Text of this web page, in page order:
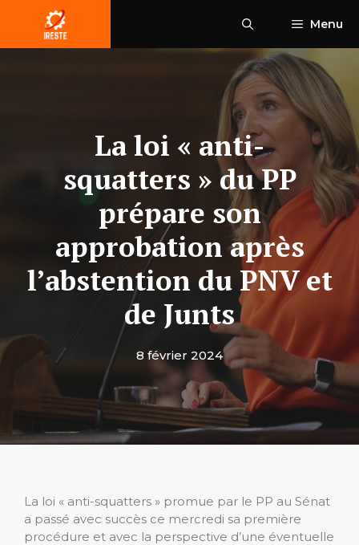
contenu
Menu
La loi « anti-
squatters » du PP
prépare son
approbation après
l’abstention du PNV et
de Junts
8 février 2024
La loi « anti-squatters » promue par le PP au Sénat
a passé avec succès ce mercredi sa première
procédure et avec la perspective d’une éventuelle